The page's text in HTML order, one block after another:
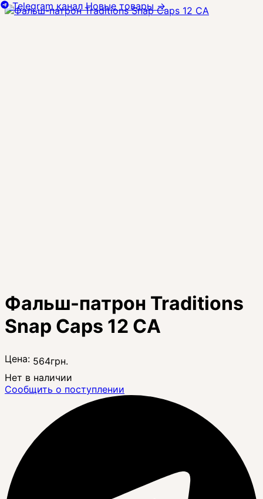
Фальш-патрон Traditions
Snap Caps 12 CA
Цена: 564грн.
Нет в наличии
Сообщить о поступлении
Telegram канал Новые товары →